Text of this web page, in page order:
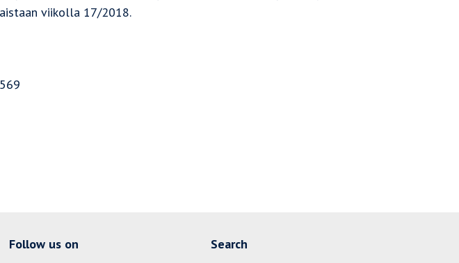
viikolla 17/2018.
Follow us on Search